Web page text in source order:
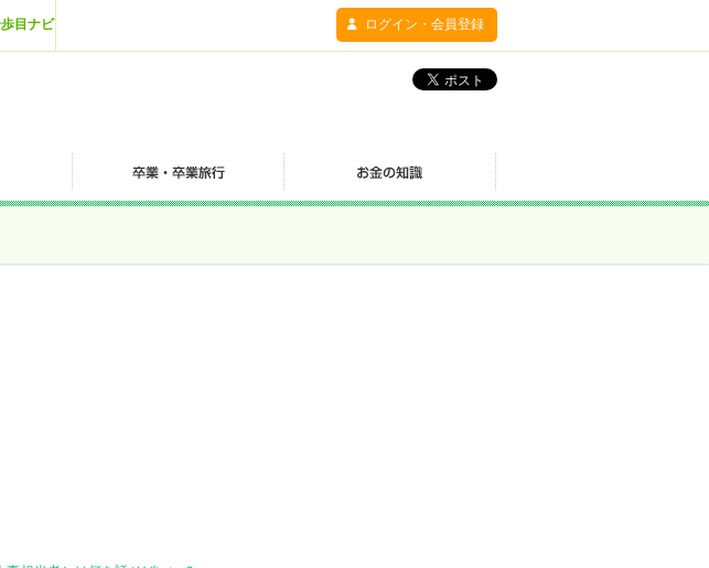
目ナビ ログイン・会員登録